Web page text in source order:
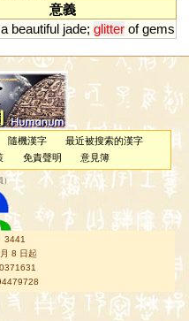
意義
a beautiful jade; glitter of gems
隨機漢字
最近被搜索的漢字
免責聲明 意見簿
）
3441
8 日起